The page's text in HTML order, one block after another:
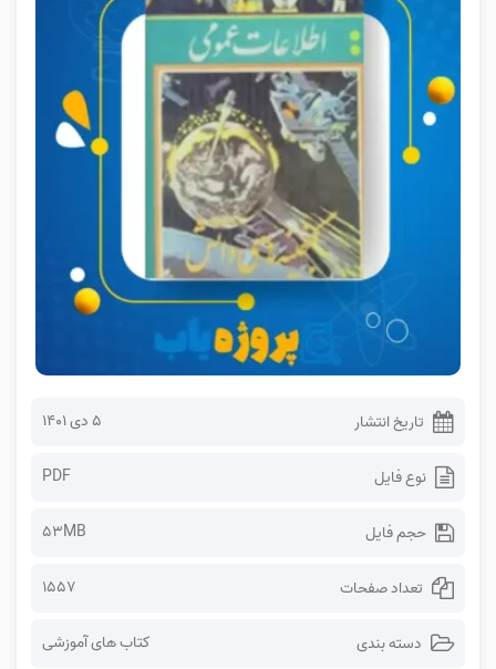
تاریخ انتشار ۵ دی ۱۴۰۱
نوع فایل PDF
حجم فایل 53MB
تعداد صفحات 1557
دسته بندی کتاب های آموزشی